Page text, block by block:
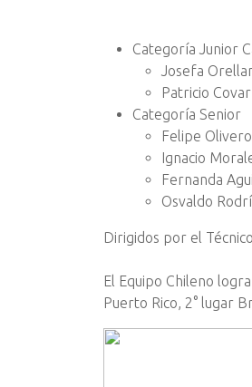
Categoría Junior
Josefa
Patricio
Categoría Senior
Felipe
Ignacio
Fernanda
Osvaldo
Dirigidos por el
El Equipo Chileno
Puerto Rico, 2° lugar